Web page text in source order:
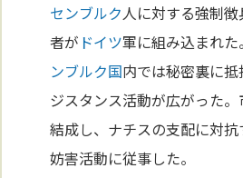
センブルク人に対する強制
者が ドイツ軍に組み込まれた
ンブルク国内では秘密裏に
ジスタンス活動が広がった
結成し、ナチスの支配に対
妨害活動に従事した。